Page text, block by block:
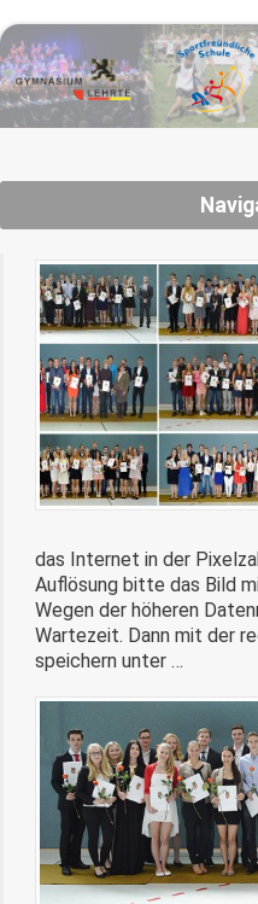
das Internet in der
Auflösung bitte das Bild
Wegen der höheren
Wartezeit. Dann mit der
speichern unter …